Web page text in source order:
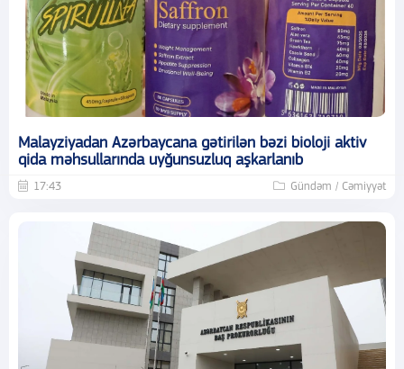
Malayziyadan Azərbaycana gətirilən bəzi bioloji aktiv
qida məhsullarında uyğunsuzluq aşkarlanıb
17:43 Gündəm / Cəmiyyət